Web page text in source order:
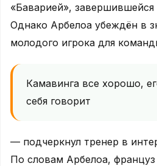
«Баварией»,
Однако Арбелоа убеждён в
молодого игрока для
Камавинга все хорошо,
себя говорит
— подчеркнул тренер в
По словам Арбелоа, француз